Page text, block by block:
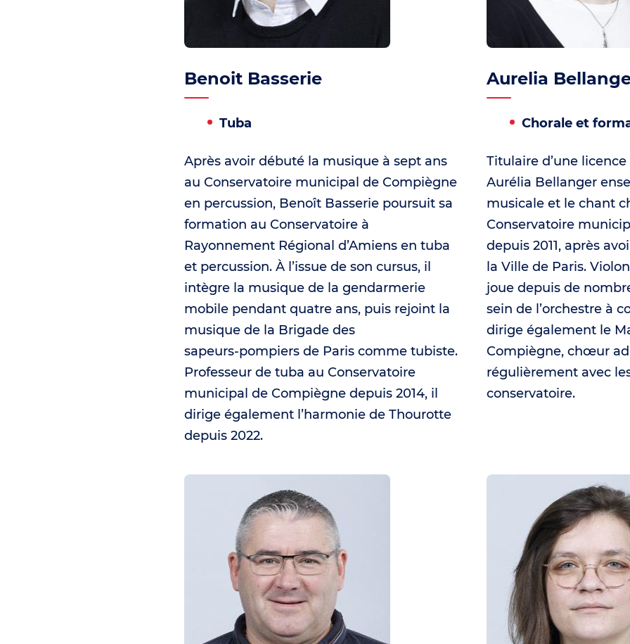
Benoit Basserie
Tuba
Après avoir débuté la musique à sept ans
au Conservatoire municipal de Compiègne
en percussion, Benoît Basserie poursuit sa
formation au Conservatoire à
Rayonnement Régional d’Amiens en tuba
et percussion. À l’issue de son cursus, il
intègre la musique de la gendarmerie
mobile pendant quatre ans, puis rejoint la
musique de la Brigade des
sapeurs‑pompiers de Paris comme tubiste.
Professeur de tuba au Conservatoire
municipal de Compiègne depuis 2014, il
dirige également l’harmonie de Thourotte
depuis 2022.
Aurelia
Chorale et
Titulaire d’une
Aurélia Bellanger
musicale et le chant
Conservatoire
depuis 2011, après
la Ville de Paris.
joue depuis de
sein de l’orchestre à
dirige également le
Compiègne, chœur
régulièrement avec
conservatoire.